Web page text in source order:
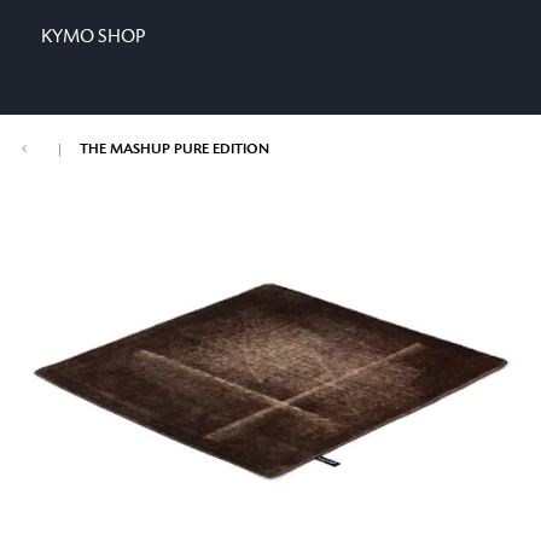
KYMO SHOP
| THE MASHUP PURE EDITION